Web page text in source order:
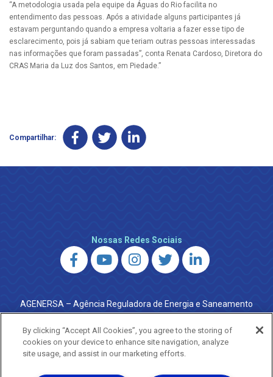
“A metodologia usada pela equipe da Águas do Rio facilita no
entendimento das pessoas. Após a atividade alguns participantes já
estavam perguntando quando a empresa voltaria a fazer esse tipo de
esclarecimento, pois já sabiam que teriam outras pessoas interessadas
nas informações que foram passadas”, conta Renata Cardoso, Diretora do
CRAS Maria da Luz dos Santos, em Piedade.”
Compartilhar:
Nossas Redes Sociais
AGENERSA – Agência Reguladora de Energia e Saneamento
do Estado do Rio de Janeiro
0800 024 9040 · (21) 2332-6457 (WhatsApp) ·
ouvidoria@agenersa.rj.gov.br/ouvidoria.agenersa@gmail.com
·http://www.agenersa.rj.gov.br
By clicking “Accept All Cookies”, you agree to the storing of
cookies on your device to enhance site navigation, analyze
site usage, and assist in our marketing efforts.